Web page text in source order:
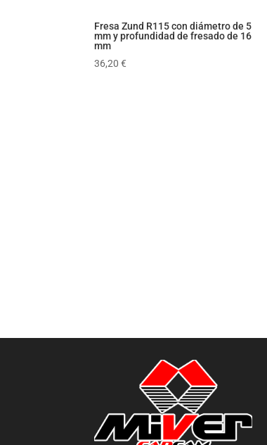
Fresa Zund R115 con diámetro de 5
mm y profundidad de fresado de 16
mm
36,20€